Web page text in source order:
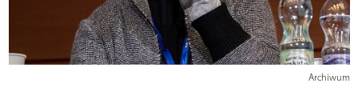
Archiwum